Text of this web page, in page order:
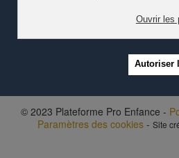
Lire le communiqué de presse de
© 2023 Plateforme Pro Enfance -
Paramètres des cookies- Site